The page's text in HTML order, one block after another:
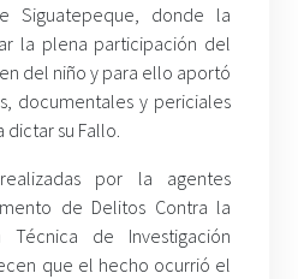
Siguatepeque, donde la
la plena participación del
del niño y para ello aportó
documentales y periciales
su Fallo.
por la agentes
de Delitos Contra la
de Investigación
que el hecho ocurrió el